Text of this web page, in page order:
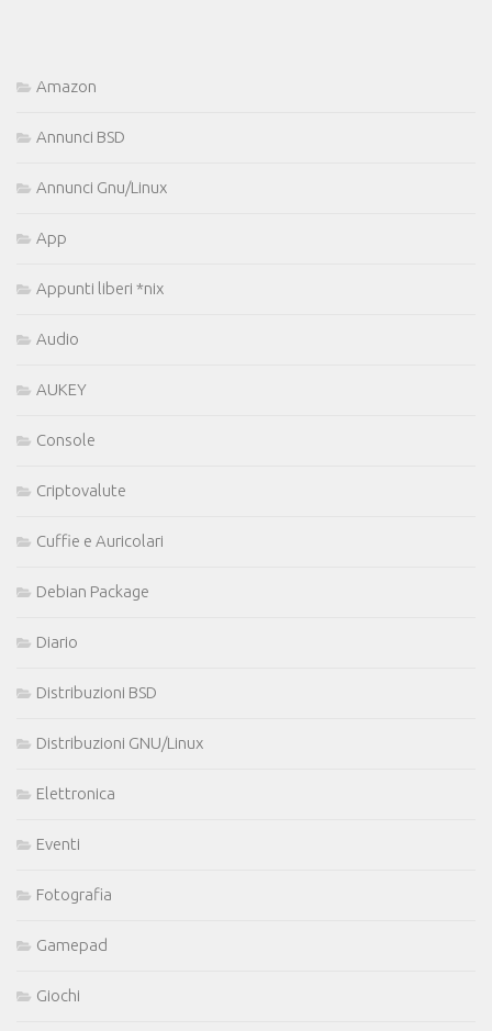
Amazon
Annunci BSD
Annunci Gnu/Linux
App
Appunti liberi *nix
Audio
AUKEY
Console
Criptovalute
Cuffie e Auricolari
Debian Package
Diario
Distribuzioni BSD
Distribuzioni GNU/Linux
Elettronica
Eventi
Fotografia
Gamepad
Giochi